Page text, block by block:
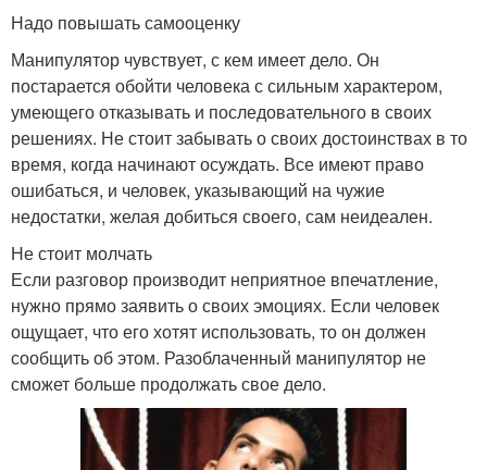
Надо повышать самооценку
Манипулятор чувствует, с кем имеет дело. Он
постарается обойти человека с сильным характером,
умеющего отказывать и последовательного в своих
решениях. Не стоит забывать о своих достоинствах в то
время, когда начинают осуждать. Все имеют право
ошибаться, и человек, указывающий на чужие
недостатки, желая добиться своего, сам неидеален.
Не стоит молчать
Если разговор производит неприятное впечатление,
нужно прямо заявить о своих эмоциях. Если человек
ощущает, что его хотят использовать, то он должен
сообщить об этом. Разоблаченный манипулятор не
сможет больше продолжать свое дело.